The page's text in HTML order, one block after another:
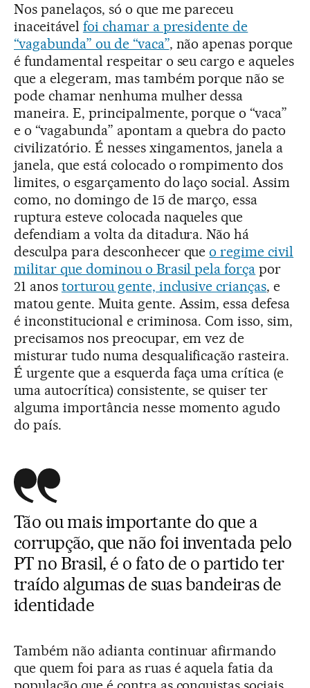
Nos panelaços, só o que me pareceu
inaceitável foi chamar a presidente de
“vagabunda” ou de “vaca”, não apenas porque
é fundamental respeitar o seu cargo e aqueles
que a elegeram, mas também porque não se
pode chamar nenhuma mulher dessa
maneira. E, principalmente, porque o “vaca”
e o “vagabunda” apontam a quebra do pacto
civilizatório. É nesses xingamentos, janela a
janela, que está colocado o rompimento dos
limites, o esgarçamento do laço social. Assim
como, no domingo de 15 de março, essa
ruptura esteve colocada naqueles que
defendiam a volta da ditadura. Não há
desculpa para desconhecer queo regime civil
militar que dominou o Brasil pela força por
21 anos torturou gente, inclusive crianças, e
matou gente. Muita gente. Assim, essa defesa
é inconstitucional e criminosa. Com isso, sim,
precisamos nos preocupar, em vez de
misturar tudo numa desqualificação rasteira.
É urgente que a esquerda faça uma crítica (e
uma autocrítica) consistente, se quiser ter
alguma importância nesse momento agudo
do país.
Tão ou mais importante do que a
corrupção, que não foi inventada pelo
PT no Brasil, é o fato de o partido ter
traído algumas de suas bandeiras de
identidade
Também não adianta continuar afirmando
que quem foi para as ruas é aquela fatia da